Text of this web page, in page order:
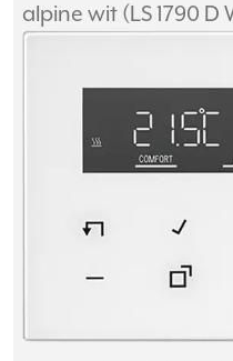
alpine wit (LS 1790 D